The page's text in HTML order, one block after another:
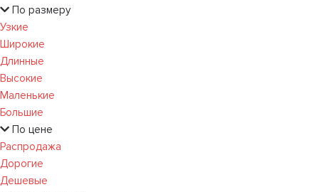
По размеру
Узкие
Широкие
Длинные
Высокие
Маленькие
Большие
По цене
Распродажа
Дорогие
Дешевые